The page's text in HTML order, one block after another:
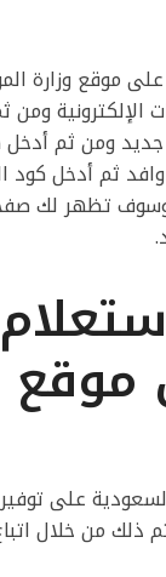
موقع وزارة
ومن
ومن ثم أدخل
ثم أدخل كود
تظهر لك
موقع
على
ذلك من خلال